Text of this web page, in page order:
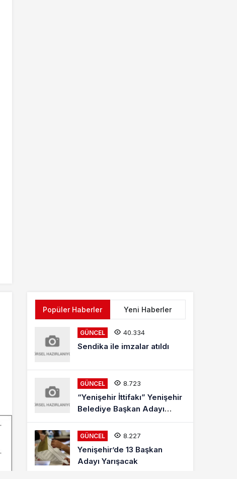
Popüler Haberler Yeni Haberler
GÜNCEL 40.334
Sendika ile imzalar atıldı
GÜNCEL 8.723
“Yenişehir İttifakı” Yenişehir
Belediye Başkan Adayı
Mehmet Kaya Röportajı
GÜNCEL 8.227
Yenişehir’de 13 Başkan
Adayı Yarışacak